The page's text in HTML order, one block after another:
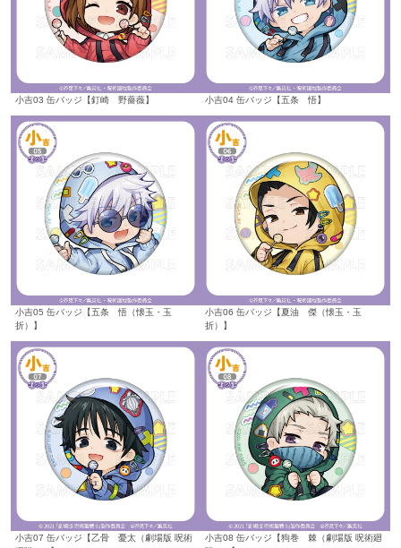
小吉03 缶バッジ【釘崎 野薔薇】 小吉04 缶バッジ【五条 悟】
小吉05 缶バッジ【五条 悟（懐玉・玉
折）】
小吉06 缶バッジ【夏油 傑（懐玉・玉
折）】
小吉07 缶バッジ【乙骨 憂太（劇場版 呪術
小吉08 缶バッジ【狗巻 棘（劇場版 呪術廻